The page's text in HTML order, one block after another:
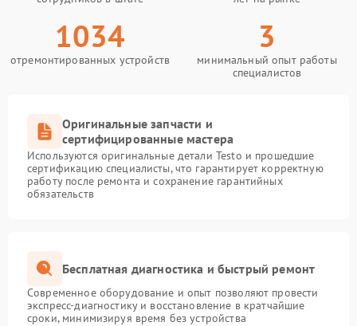
1034
отремонтированных устройств
3
минимальный опыт работы
специалистов
Оригинальные запчасти и
сертифицированные мастера
Используются оригинальные детали Testo и прошедшие
сертификацию специалисты, что гарантирует корректную
работу после ремонта и сохранение гарантийных
обязательств
Бесплатная диагностика и быстрый ремонт
Современное оборудование и опыт позволяют провести
экспресс-диагностику и восстановление в кратчайшие
сроки, минимизируя время без устройства